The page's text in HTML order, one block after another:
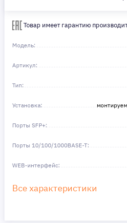
Товар имеет гарантию
Модель:
Артикул:
Тип:
Установка:
Порты SFP+:
Порты 10/100/1000BASE-T:
WEB-интерфейс:
Все характеристики